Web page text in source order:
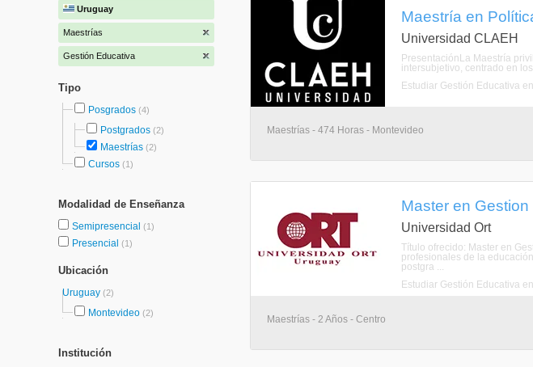
Uruguay
Maestrías
Gestión Educativa
Tipo
Posgrados (4)
Postgrados (2)
Maestrías (2)
Cursos (1)
Modalidad de Enseñanza
Semipresencial (1)
Presencial (1)
Ubicación
Uruguay (2)
Montevideo (2)
Institución
Maestría en
Universidad CLAEH
PresentaciónLa Maestría
intersubjetivo, centrado en
Estudiar Gestión Educativa
Maestrías - 474 Horas - Montevideo
Master en
Universidad Ort
Título ofrecido: Master en
profesionales de la
postgra ...
Estudiar Gestión Educativa
Maestrías - 2 Años - Centro